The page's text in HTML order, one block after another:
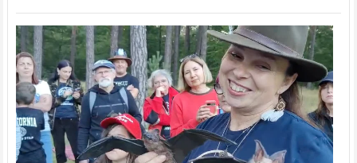
–
prawdziwy
skarb
natury
[wideo]